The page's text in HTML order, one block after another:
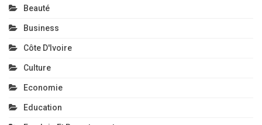
Beauté
Business
Côte D'Ivoire
Culture
Economie
Education